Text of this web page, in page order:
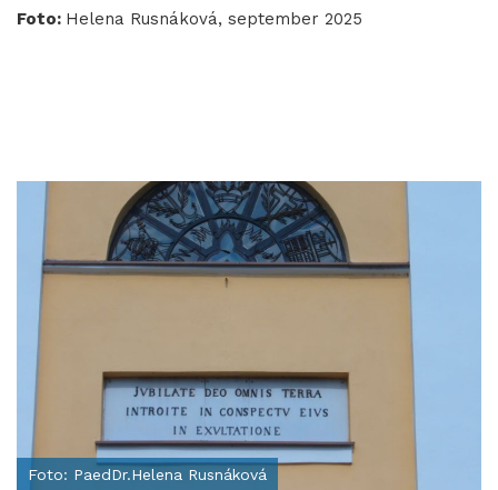
Foto: Helena Rusnáková, september 2025
Foto: PaedDr.Helena Rusnáková